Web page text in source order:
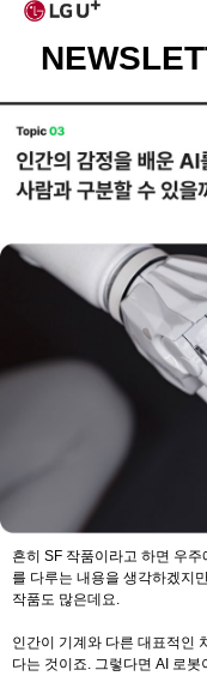
흔히 SF 작품이라고 하면 우
를 다루는 내용을 생각하겠지
작품도 많은데요.
인간이 기계와 다른 대표적인
다는 것이죠. 그렇다면 AI 로